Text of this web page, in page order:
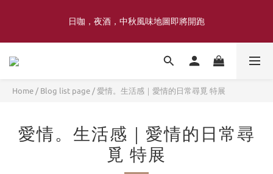
限定
日咖，夜酒，中秋風味地圖即將開跑
喜豐香1985 × 薑薑小姐花藝工作室｜登記日系列 手捧花｜5月–7月
Home / Blog list page / 愛情。生活感｜愛情的日常尋覓 特展
愛情。生活感｜愛情的日常尋
覓 特展